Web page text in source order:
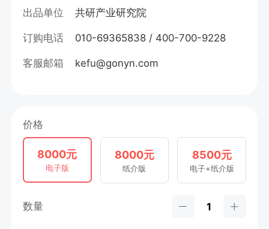
出品单位 共研产业研究院
订购电话 010-69365838 / 400-700-9228
客服邮箱 kefu@gonyn.com
价格
8000元
电子版
8000元
纸介版
8500元
电子+纸介版
数量